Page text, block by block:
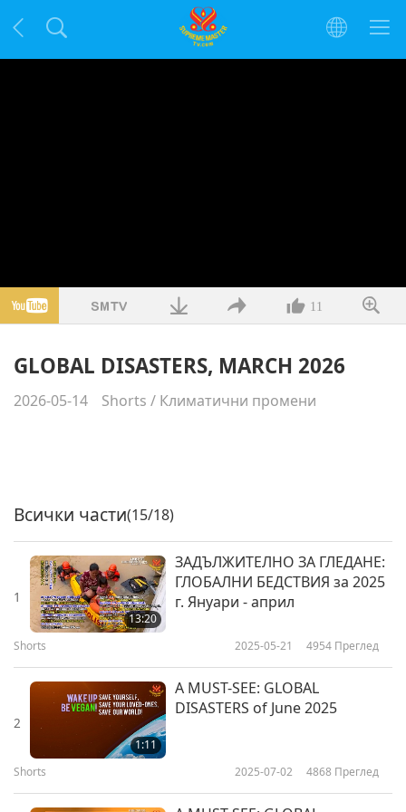
11
GLOBAL DISASTERS, MARCH 2026
2026-05-14 Shorts / Климатични промени
Всички части(15/18)
1
13:20
ЗАДЪЛЖИТЕЛНО ЗА ГЛЕДАНЕ:
ГЛОБАЛНИ БЕДСТВИЯ за 2025
г. Януари - април
Shorts 2025-05-21 4954 Преглед
2
1:11
A MUST-SEE: GLOBAL
DISASTERS of June 2025
Shorts 2025-07-02 4868 Преглед